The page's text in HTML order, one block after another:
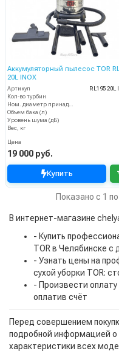
Аккумуляторный пылесос TOR
20L INOX
Артикул
RL195 20L
Кол-во турбин
Ном. диаметр принадлежностей
Объем бака (л)
Уровень шума (дБ)
Вес, кг
Цена
19 000 руб.
Купить
Показано с 1
В интернет-магазине
- Купить
TOR в Челябинске с
- Узнать цены на
сухой уборки TOR:
- Произвести
оплатив счёт
Перед совершением
подробной информацией о
характеристики всех